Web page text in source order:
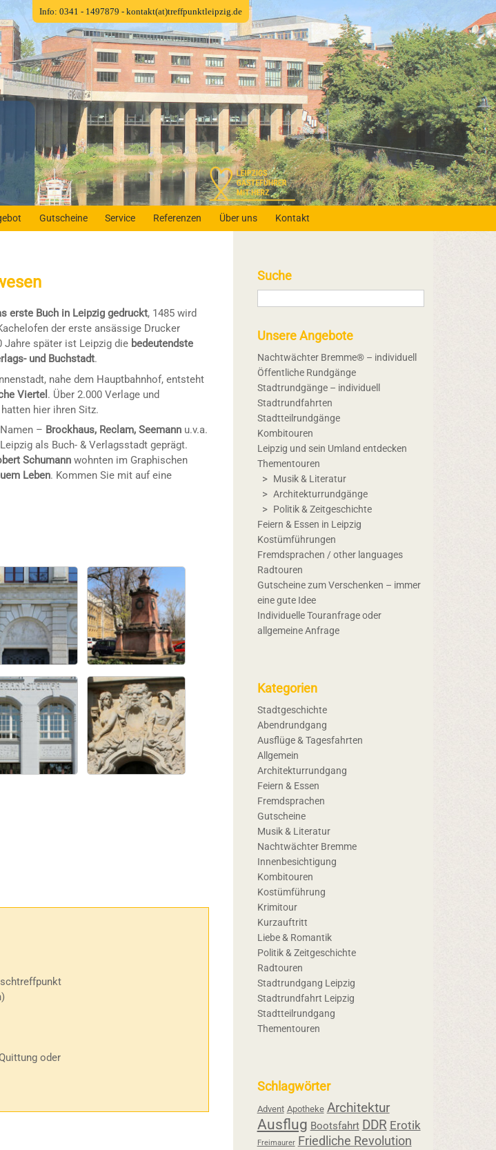
Gutscheine Service Referenzen Über uns Kontakt
erste Buch in Leipzig gedruckt, 1485 wird
der erste ansässige Drucker
Jahre später ist Leipzig die bedeutendste
und Buchstadt.
nahe dem Hauptbahnhof, entsteht
Viertel . Über 2.000 Verlage und
hier ihren Sitz.
– Brockhaus, Reclam, Seemannu.v.a.
als Buch- & Verlagsstadt geprägt.
Schumannwohnten im Graphischen
Leben. Kommen Sie mit auf eine
oder
Suche
Unsere Angebote
Nachtwächter Bremme® – individuell
Öffentliche Rundgänge
Stadtrundgänge – individuell
Stadtrundfahrten
Stadtteilrundgänge
Kombitouren
Leipzig und sein Umland entdecken
Thementouren
Musik & Literatur
Architekturrundgänge
Politik & Zeitgeschichte
Feiern & Essen in Leipzig
Kostümführungen
Fremdsprachen / other languages
Radtouren
Gutscheine zum Verschenken – immer
eine gute Idee
Individuelle Touranfrage oder
allgemeine Anfrage
Kategorien
Stadtgeschichte
Abendrundgang
Ausflüge & Tagesfahrten
Allgemein
Architekturrundgang
Feiern & Essen
Fremdsprachen
Gutscheine
Musik & Literatur
Nachtwächter Bremme
Innenbesichtigung
Kombitouren
Kostümführung
Krimitour
Kurzauftritt
Liebe & Romantik
Politik & Zeitgeschichte
Radtouren
Stadtrundgang Leipzig
Stadtrundfahrt Leipzig
Stadtteilrundgang
Thementouren
Schlagwörter
Advent Apotheke Architektur
Ausflug Bootsfahrt DDR Erotik
Freimaurer Friedliche Revolution
Info: 0341 - 1497879 - kontakt(at)treffpunktleipzig.de